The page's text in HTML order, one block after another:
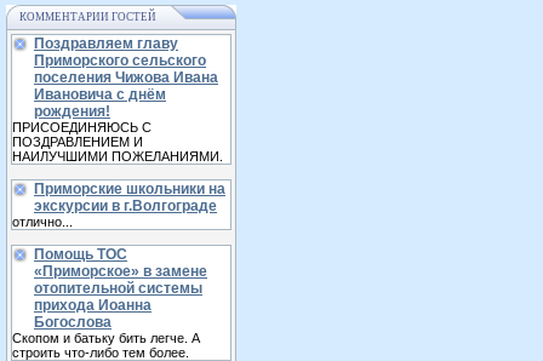
КОММЕНТАРИИ ГОСТЕЙ
Поздравляем главу
Приморского сельского
поселения Чижова Ивана
Ивановича с днём
рождения!
ПРИСОЕДИНЯЮСЬ С
ПОЗДРАВЛЕНИЕМ И
НАИЛУЧШИМИ ПОЖЕЛАНИЯМИ.
Приморские школьники на
экскурсии в г.Волгограде
отлично...
Помощь ТОС
«Приморское» в замене
отопительной системы
прихода Иоанна
Богослова
Скопом и батьку бить легче. А
строить что-либо тем более.